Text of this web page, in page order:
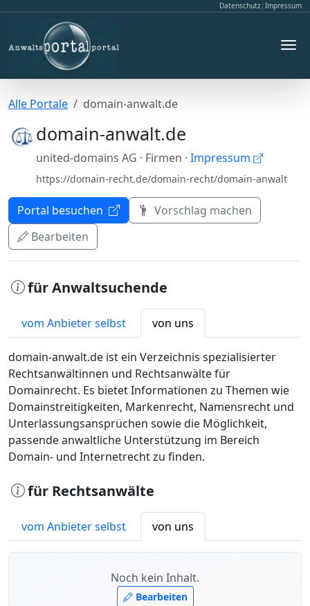
Datenschutz| Impressum
Alle Portale domain-anwalt.de
domain-anwalt.de
united-domains AG · Firmen · Impressum
https://domain-recht.de/domain-recht/domain-anwalt
Portal besuchen
Vorschlag machen
Bearbeiten
für Anwaltsuchende
vom Anbieter selbst von uns
domain-anwalt.de ist ein Verzeichnis spezialisierter
Rechtsanwältinnen und Rechtsanwälte für
Domainrecht. Es bietet Informationen zu Themen wie
Domainstreitigkeiten, Markenrecht, Namensrecht und
Unterlassungsansprüchen sowie die Möglichkeit,
passende anwaltliche Unterstützung im Bereich
Domain- und Internetrecht zu finden.
für Rechtsanwälte
vom Anbieter selbst von uns
Noch kein Inhalt.
Bearbeiten